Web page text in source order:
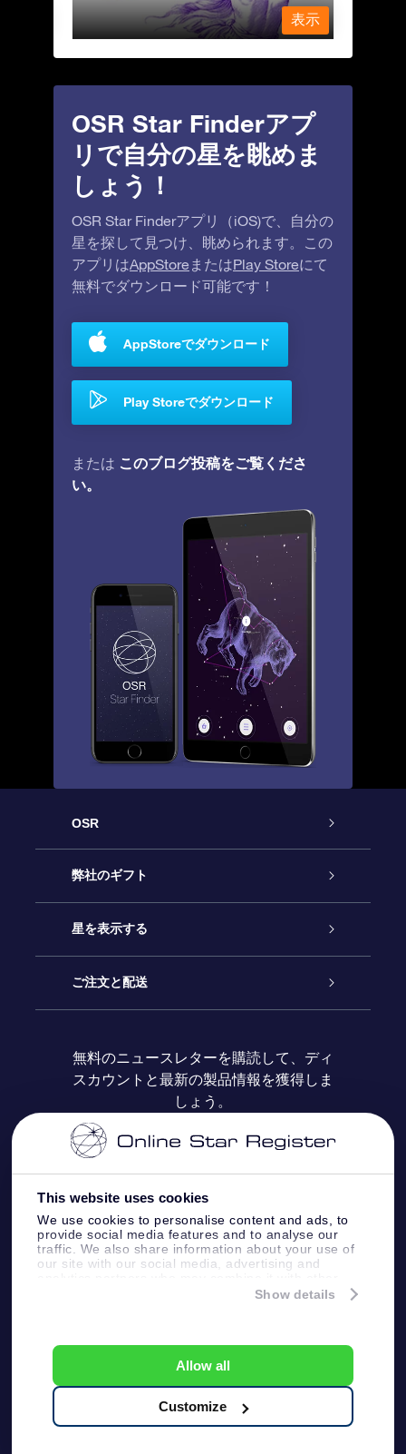
This website uses cookies
We use cookies to personalise content and ads, to
provide social media features and to analyse our
traffic. We also share information about your use of
our site with our social media, advertising and
information that you’ve provided to them or that
Show details
Allow all
Customize
表示
OSR Star Finderアプ
リで自分の星を眺めま
しょう！
OSR Star Finderアプリ（iOS)で、自分の
星を探して見つけ、眺められます。この
アプリはAppStore またはPlay Storeにて
無料でダウンロード可能です！
AppStoreでダウンロード
Play Storeでダウンロード
または このブログ投稿をご覧くださ
い。
OSR
カスタマーサービス
お問い合わせ
ブログ
レビュー
弊社のギフト
Online Starギフト
OSRギフトパック
OSR ギフトカード
法人ギフト
星を表示する
星の登録
カスタマイズされたStar Page
One Million Stars
OSR Starsaver
星間飛行VRアプリ
ご注文と配送
お支払いに関する情報
配送に関する情報
返品ポリシ
星座
無料のニュースレターを購読して、ディ
スカウントと最新の製品情報を獲得しま
しょう。
カスタマーサービス:
一般利用規約
プライバシーポリシ
ー & 免責事項